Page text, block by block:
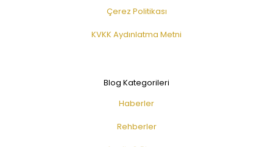
Çerez Politikası
KVKK Aydınlatma Metni
Blog Kategorileri
Haberler
Rehberler